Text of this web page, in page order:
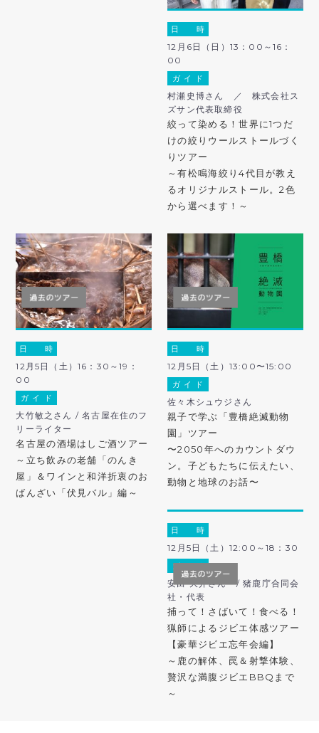
日 時
12月6日（日）13：00～16：
00
ガ イ ド
村瀬史博さん ／ 株式会社ス
ズサン代表取締役
絞って染める！世界に1つだ
けの絞りウールストールづく
りツアー
～有松鳴海絞り4代目が教え
るオリジナルストール。2色
から選べます！～
日 時
12月5日（土）16：30～19：
00
ガ イ ド
大竹敏之さん / 名古屋在住のフ
リーライター
名古屋の酒場はしご酒ツアー
～立ち飲みの老舗「のんき
屋」＆ワインと和洋折衷のお
ばんざい「伏見バル」編～
日 時
12月5日（土）13:00〜15:00
ガ イ ド
佐々木シュウジさん
親子で学ぶ「豊橋絶滅動物
園」ツアー
〜2050年へのカウントダウ
ン。子どもたちに伝えたい、
動物と地球のお話〜
日 時
12月5日（土）12:00～18：30
ガ イ ド
安田 大介さん / 猪鹿庁合同会
社・代表
捕って！さばいて！食べる！
猟師によるジビエ体感ツアー
【豪華ジビエ忘年会編】
～鹿の解体、罠＆射撃体験、
贅沢な満腹ジビエBBQまで
～